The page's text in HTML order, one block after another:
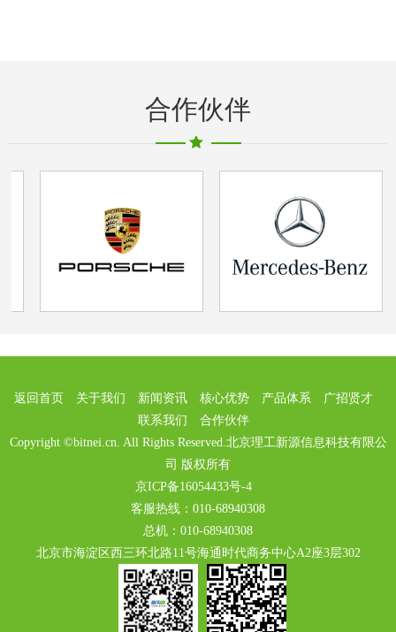
合作伙伴
返回首页 关于我们 新闻资讯 核心优势 产品体系
广招贤才
联系我们
合作伙伴
Copyright ©bitnei.cn. All Rights Reserved.北京理工新源信息科技有限公
司 版权所有
京ICP备16054433号-4
客服热线：010-68940308
总机：010-68940308
北京市海淀区西三环北路11号海通时代商务中心A2座3层302